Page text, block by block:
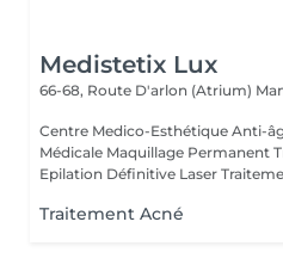
Medistetix Lux
66-68, Route D'arlon (Atrium)
Centre Medico-Esthétique Anti-
Médicale Maquillage Permanent
Epilation Définitive Laser
Traitement Acné